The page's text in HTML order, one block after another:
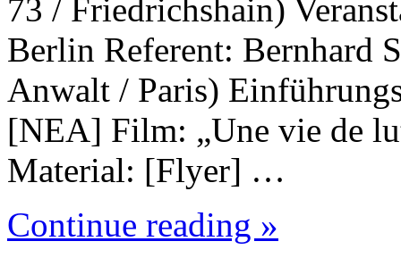
73 / Friedrichshain)
Berlin Referent: Bernhard
Anwalt / Paris)
[NEA] Film: „Une vie de
Material: [Flyer] …
Continue reading »